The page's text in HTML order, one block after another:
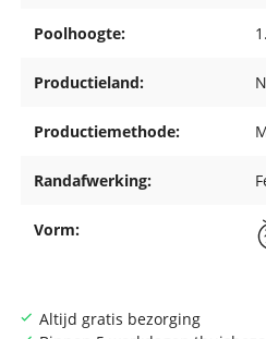
Altijd gratis bezorging
Poolhoogte:
Productieland:
Productiemethode:
Randafwerking:
Vorm: